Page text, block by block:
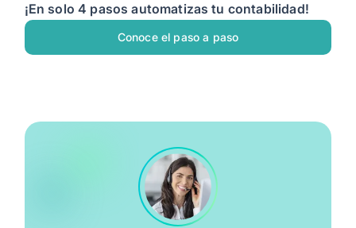
¡En solo 4 pasos automatizas tu contabilidad!
Conoce el paso a paso